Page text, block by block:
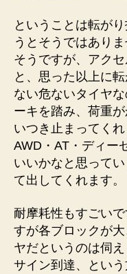
ということは転が
うとそうではあり
そうですが、アク
と、思った以上に
ない危ないタイヤ
ーキを踏み、荷重
いつき止まってく
AWD・AT・ディー
いいかなと思って
て出してくれます。
耐摩耗性もすごい
すが各ブロックが
ヤだというのは伺
サイン到達、とい